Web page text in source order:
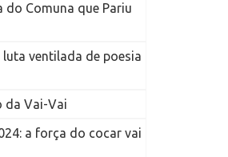
Comuna que Pariu
luta ventilada de poesia
da Vai-Vai
a força do cocar vai